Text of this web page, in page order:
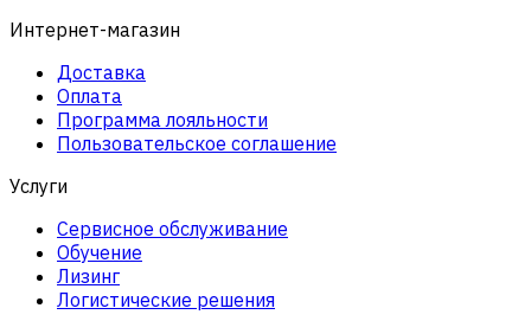
Интернет-магазин
Доставка
Оплата
Программа лояльности
Пользовательское соглашение
Услуги
Сервисное обслуживание
Обучение
Лизинг
Логистические решения